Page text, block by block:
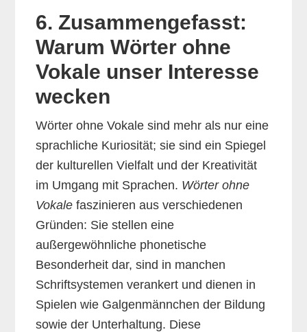
6. Zusammengefasst:
Warum Wörter ohne
Vokale unser Interesse
wecken
Wörter ohne Vokale sind mehr als nur eine
sprachliche Kuriosität; sie sind ein Spiegel
der kulturellen Vielfalt und der Kreativität
im Umgang mit Sprachen. Wörter ohne
Vokale faszinieren aus verschiedenen
Gründen: Sie stellen eine
außergewöhnliche phonetische
Besonderheit dar, sind in manchen
Schriftsystemen verankert und dienen in
Spielen wie Galgenmännchen der Bildung
sowie der Unterhaltung. Diese